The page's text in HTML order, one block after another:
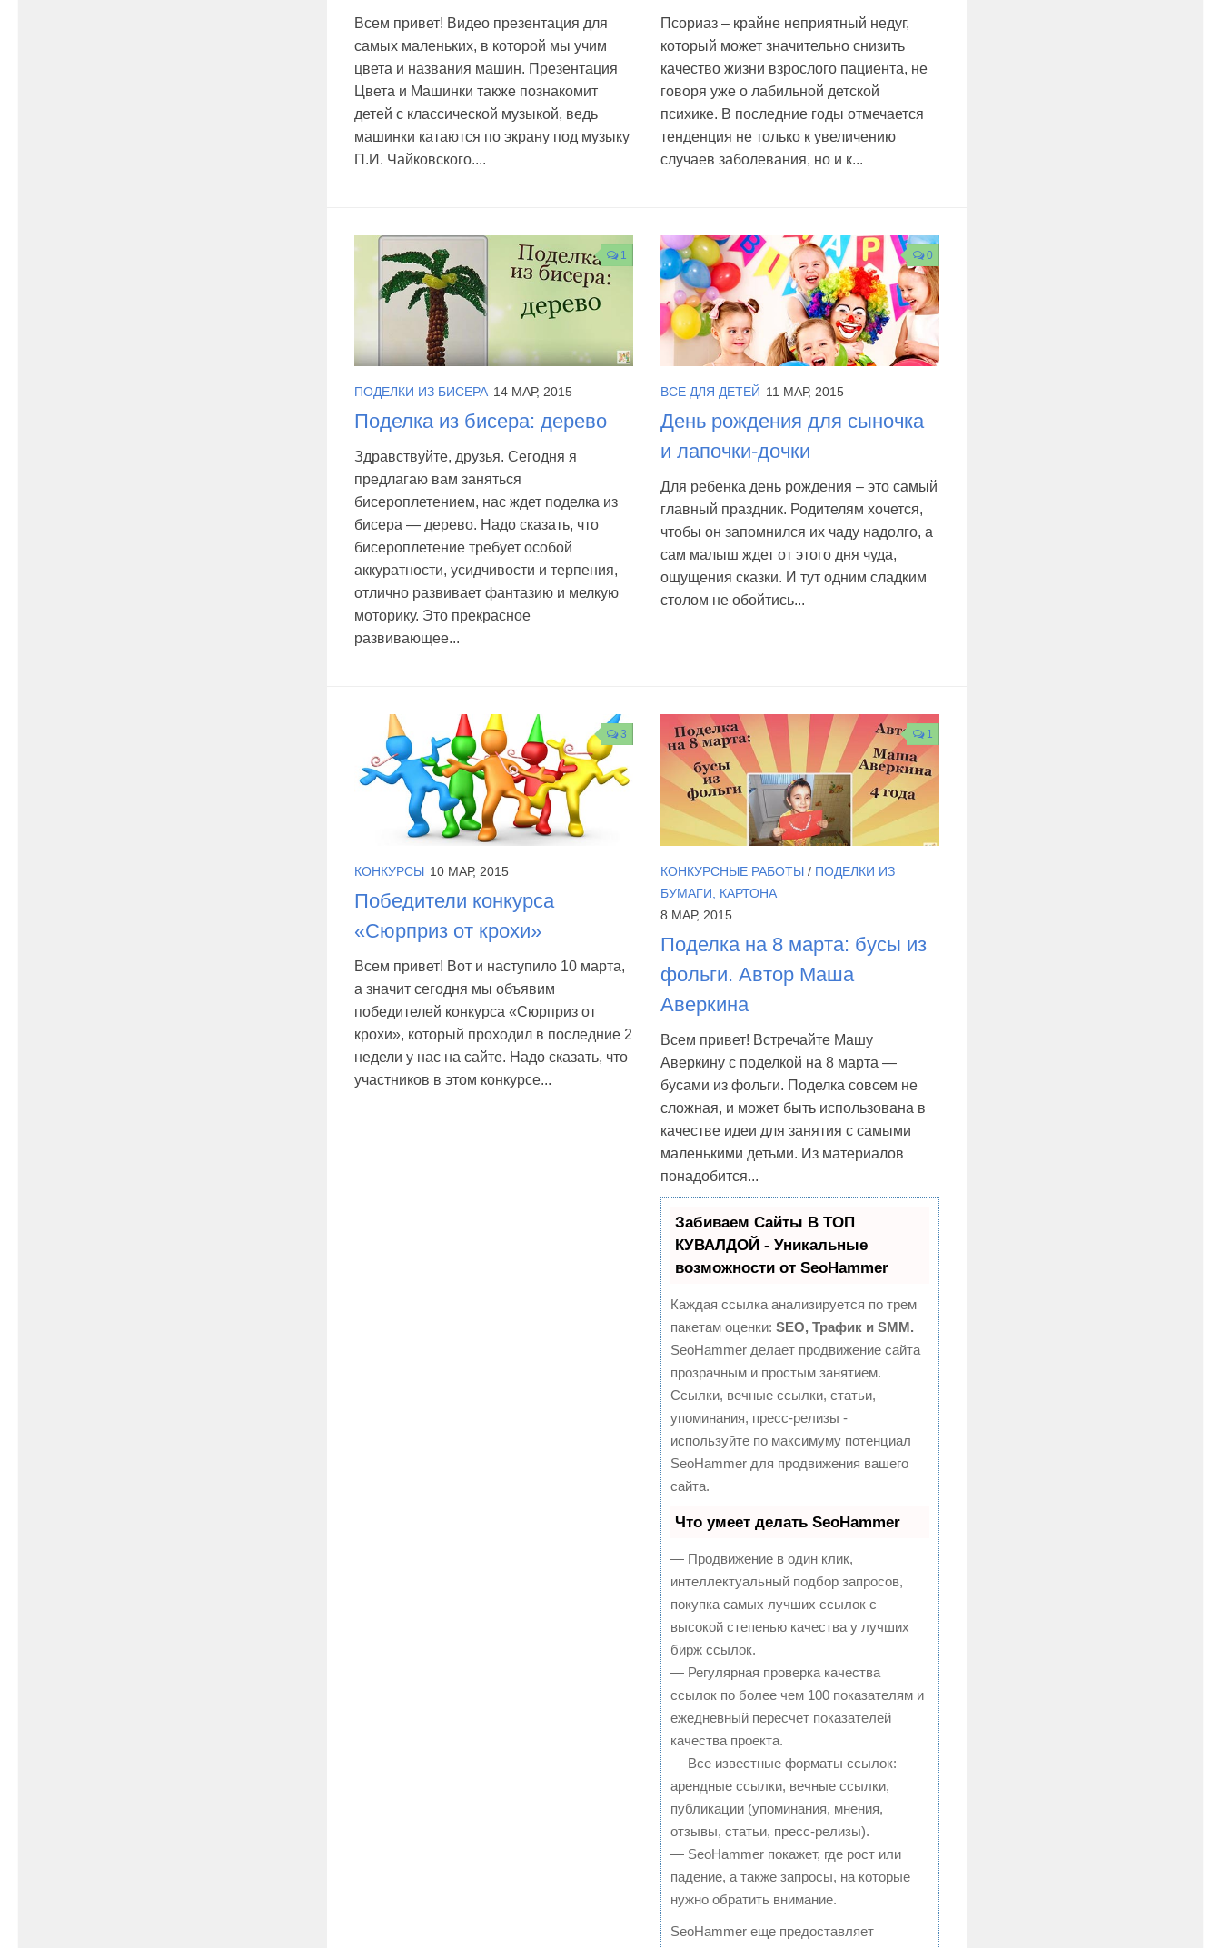
Всем привет! Видео презентация для
самых маленьких, в которой мы учим
цвета и названия машин. Презентация
Цвета и Машинки также познакомит
детей с классической музыкой, ведь
машинки катаются по экрану под музыку
П.И. Чайковского....
Псориаз – крайне неприятный недуг,
который может значительно снизить
качество жизни взрослого пациента, не
говоря уже о лабильной детской
психике. В последние годы отмечается
тенденция не только к увеличению
случаев заболевания, но и к...
1
ПОДЕЛКИ ИЗ БИСЕРА 14 МАР, 2015
Поделка из бисера: дерево
Здравствуйте, друзья. Сегодня я
предлагаю вам заняться
бисероплетением, нас ждет поделка из
бисера — дерево. Надо сказать, что
бисероплетение требует особой
аккуратности, усидчивости и терпения,
отлично развивает фантазию и мелкую
моторику. Это прекрасное
развивающее...
0
ВСЕ ДЛЯ ДЕТЕЙ 11 МАР, 2015
День рождения для сыночка
и лапочки-дочки
Для ребенка день рождения – это самый
главный праздник. Родителям хочется,
чтобы он запомнился их чаду надолго, а
сам малыш ждет от этого дня чуда,
ощущения сказки. И тут одним сладким
столом не обойтись...
3
КОНКУРСЫ 10 МАР, 2015
Победители конкурса
«Сюрприз от крохи»
Всем привет! Вот и наступило 10 марта,
а значит сегодня мы объявим
победителей конкурса «Сюрприз от
крохи», который проходил в последние 2
недели у нас на сайте. Надо сказать, что
участников в этом конкурсе...
1
КОНКУРСНЫЕ РАБОТЫ / ПОДЕЛКИ ИЗ
БУМАГИ, КАРТОНА
8 МАР, 2015
Поделка на 8 марта: бусы из
фольги. Автор Маша
Аверкина
Всем привет! Встречайте Машу
Аверкину с поделкой на 8 марта —
бусами из фольги. Поделка совсем не
сложная, и может быть использована в
качестве идеи для занятия с самыми
маленькими детьми. Из материалов
понадобится...
Забиваем Сайты В ТОП
КУВАЛДОЙ - Уникальные
возможности от SeoHammer
Каждая ссылка анализируется по трем
пакетам оценки: SEO, Трафик и SMM.
SeoHammer делает продвижение сайта
прозрачным и простым занятием.
Ссылки, вечные ссылки, статьи,
упоминания, пресс-релизы -
используйте по максимуму потенциал
SeoHammer для продвижения вашего
сайта.
Что умеет делать SeoHammer
— Продвижение в один клик,
интеллектуальный подбор запросов,
покупка самых лучших ссылок с
высокой степенью качества у лучших
бирж ссылок.
— Регулярная проверка качества
ссылок по более чем 100 показателям и
ежедневный пересчет показателей
качества проекта.
— Все известные форматы ссылок:
арендные ссылки, вечные ссылки,
публикации (упоминания, мнения,
отзывы, статьи, пресс-релизы).
— SeoHammer покажет, где рост или
падение, а также запросы, на которые
нужно обратить внимание.
SeoHammer еще предоставляет